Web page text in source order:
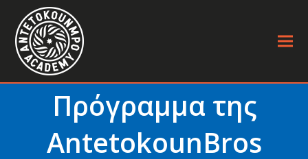
Πρόγραμμα της
AntetokounBros